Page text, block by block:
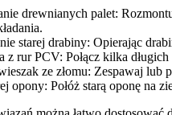
drewnianych palet:
starej drabiny: Opierając
z rur PCV: Połącz kilka
ze złomu: Zespawaj lub
opony: Połóż starą oponę na